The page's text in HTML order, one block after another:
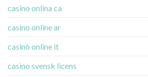
casino onlina ca
casino online ar
casinò online it
casino svensk licens